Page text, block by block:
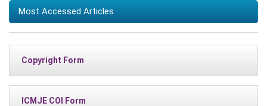
Most Accessed Articles
Copyright Form
ICMJE COI Form